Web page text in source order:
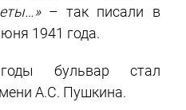
– так писали в
1941 года.
бульвар стал
А.С. Пушкина.